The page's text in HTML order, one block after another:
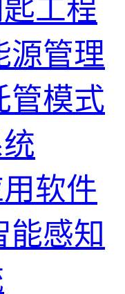
工程
源管理
管模式
软件
能感知